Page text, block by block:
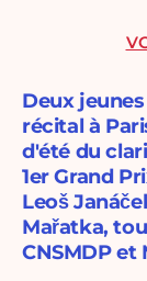
Deux
récital à
d'été du
1er Grand
Leoš
Mařatka,
CNSMDP et